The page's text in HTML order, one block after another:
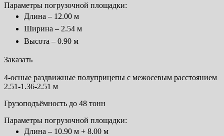
Параметры погрузочной площадки:
Длина – 12.00 м
Ширина – 2.54 м
Высота – 0.90 м
Заказать
4-осные раздвижные полуприцепы с межосевым расстоянием
2.51-1.36-2.51 м
Грузоподъёмность до 48 тонн
Параметры погрузочной площадки:
Длина – 10.90 м + 8.00 м